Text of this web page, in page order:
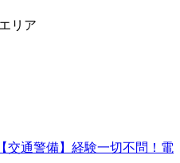
リア
交通警備】経験一切不問！電